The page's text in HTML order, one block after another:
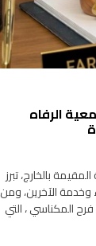
الرفاه
بالخارج، تبرز
وخدمة الآخرين، ومن
فرح المكناسي ، التي